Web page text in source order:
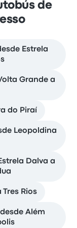
de
Estrela
Grande a
do Piraí
Leopoldina
Dalva a
Rios
Além